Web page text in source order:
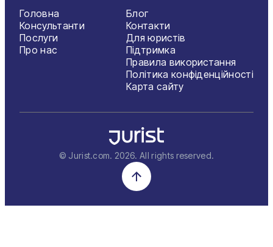
Головна
Консультанти
Послуги
Про нас
Блог
Контакти
Для юристів
Підтримка
Правила використання
Політика конфіденційності
Карта сайту
© Jurist.com. 2026. All rights reserved.